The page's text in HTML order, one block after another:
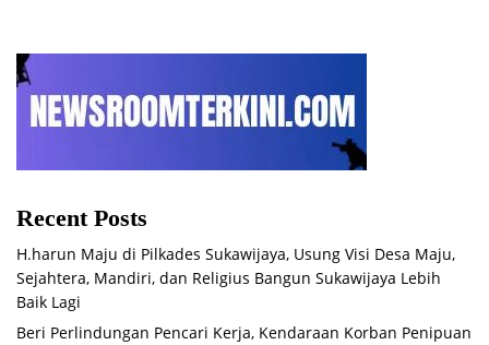
Recent Posts
H.harun Maju di Pilkades Sukawijaya, Usung Visi Desa Maju,
Sejahtera, Mandiri, dan Religius Bangun Sukawijaya Lebih
Baik Lagi
Beri Perlindungan Pencari Kerja, Kendaraan Korban Penipuan